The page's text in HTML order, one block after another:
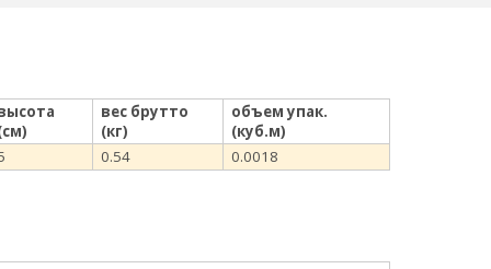
вес брутто
(кг)
объем упак.
(куб.м)
0.54 0.0018